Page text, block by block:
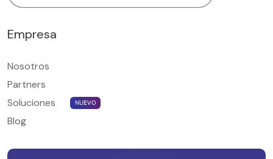
Empresa
Nosotros
Partners
Soluciones
NUEVO
Blog